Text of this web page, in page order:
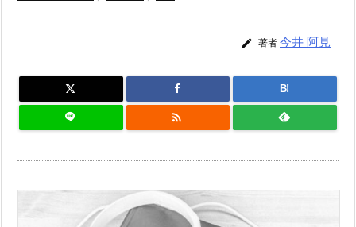
 著者 今井 阿見
B!
